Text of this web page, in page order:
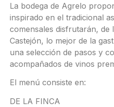
La bodega de Agrelo
inspirado en el tradicional
comensales disfrutarán, de
Castejón, lo mejor de la
una selección de pasos y
acompañados de vinos
El menú consiste en:
DE LA FINCA